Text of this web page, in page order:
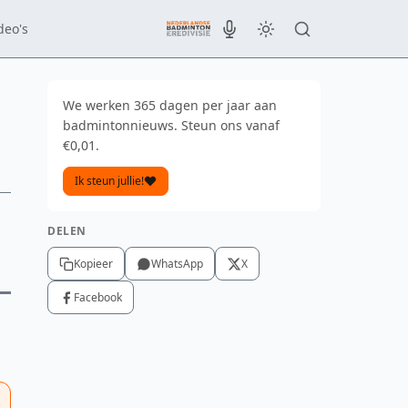
We werken 365 dagen per jaar aan
badmintonnieuws. Steun ons vanaf
€0,01.
Ik steun jullie!
DELEN
Kopieer WhatsApp X
Facebook